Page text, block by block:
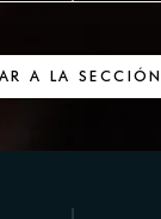
A LA SECCIÓN